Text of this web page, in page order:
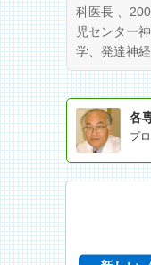
科医長 、
児センター
学、発達神経
各
プ